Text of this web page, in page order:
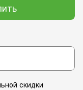
скидки